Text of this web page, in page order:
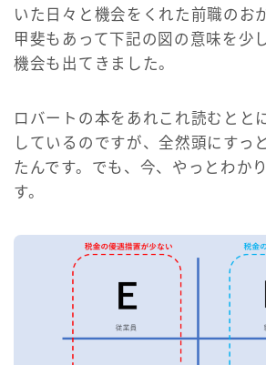
いた日々と機会をくれた前職のお
甲斐もあって下記の図の意味を少
機会も出てきました。
ロバートの本をあれこれ読むとと
しているのですが、全然頭にすっ
たんです。でも、今、やっとわか
す。